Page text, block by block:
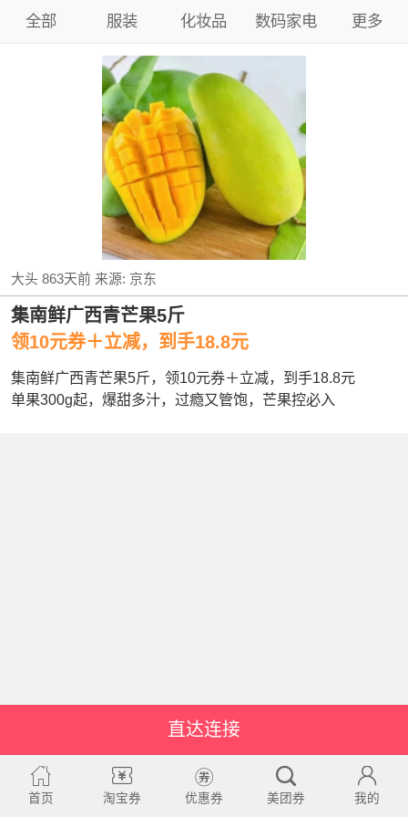
全部 服装 化妆品 数码家电 更多
大头 863天前来源: 京东
集南鲜广西青芒果5斤
领10元券＋立减，到手18.8元
集南鲜广西青芒果5斤，领10元券＋立减，到手18.8元
单果300g起，爆甜多汁，过瘾又管饱，芒果控必入
直达连接
首页 淘宝券 优惠券 美团券 我的